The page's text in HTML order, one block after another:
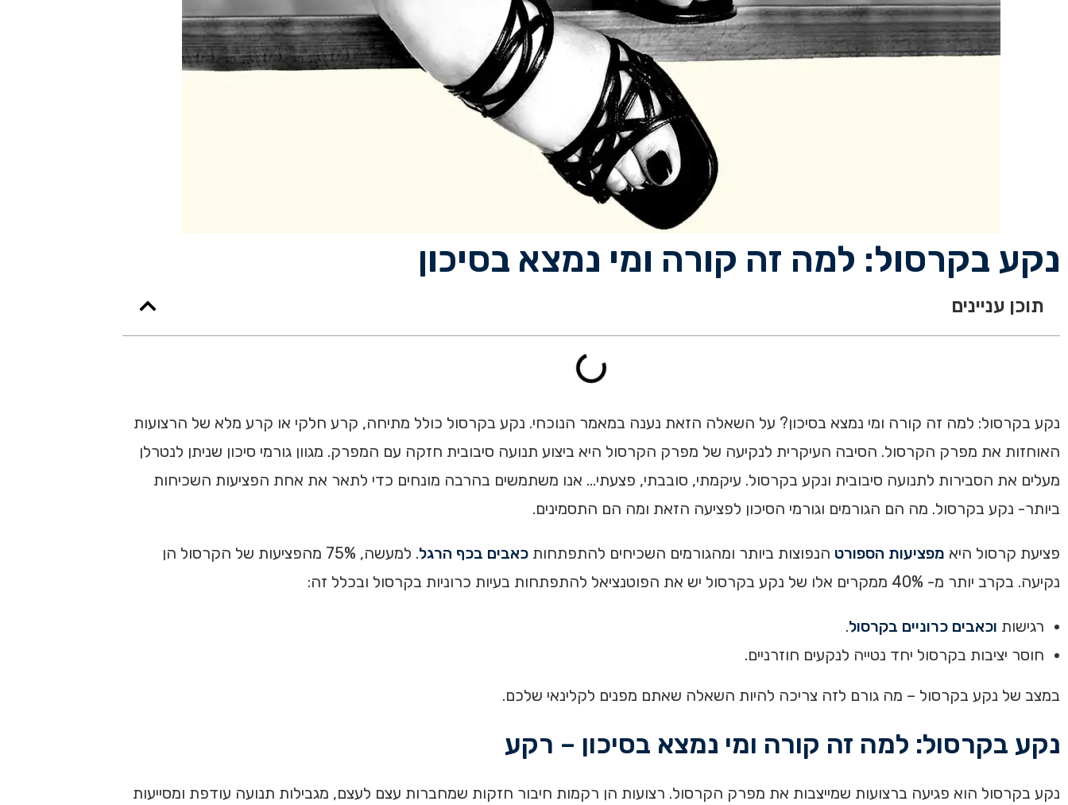
נקע בקרסול: למה זה קורה ומי נמצא בסיכון
תוכן עניינים
נקע בקרסול: למה זה קורה ומי נמצא בסיכון? על השאלה הזאת נענה במאמר הנוכחי. נקע בקרסול כולל מתיחה, קרע חלקי או קרע מלא של הרצועות
האוחזות את מפרק הקרסול. הסיבה העיקרית לנקיעה של מפרק הקרסול היא ביצוע תנועה סיבובית חזקה עם המפרק. מגוון גורמי סיכון שניתן לנטרלן
מעלים את הסבירות לתנועה סיבובית ונקע בקרסול. עיקמתי, סובבתי, פצעתי… אנו משתמשים בהרבה מונחים כדי לתאר את אחת הפציעות השכיחות
ביותר- נקע בקרסול. מה הם הגורמים וגורמי הסיכון לפציעה הזאת ומה הם התסמינים.
פציעת קרסול היא מפציעות הספורט הנפוצות ביותר ומהגורמים השכיחים להתפתחות כאבים בכף הרגל
. למעשה, 75% מהפציעות של הקרסול הן
נקיעה. בקרב יותר מ- 40% ממקרים אלו של נקע בקרסול יש את הפוטנציאל להתפתחות בעיות כרוניות בקרסול ובכלל זה:
רגישות וכאבים כרוניים בקרסול.
חוסר יציבות בקרסול יחד נטייה לנקעים חוזרניים.
במצב של נקע בקרסול – מה גורם לזה צריכה להיות השאלה שאתם מפנים לקלינאי שלכם.
נקע בקרסול: למה זה קורה ומי נמצא בסיכון – רקע
נקע בקרסול הוא פגיעה ברצועות שמייצבות את מפרק הקרסול. רצועות הן רקמות חיבור חזקות שמחברות עצם לעצם, מגבילות תנועה עודפת ומסייעות